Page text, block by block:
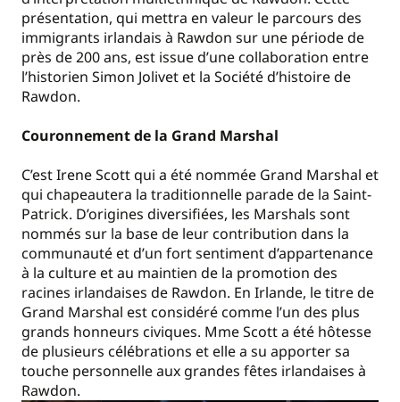
présentation, qui mettra en valeur le parcours des
immigrants irlandais à Rawdon sur une période de
près de 200 ans, est issue d’une collaboration entre
l’historien Simon Jolivet et la Société d’histoire de
Rawdon.
Couronnement de la Grand Marshal
C’est Irene Scott qui a été nommée Grand Marshal et
qui chapeautera la traditionnelle parade de la Saint-
Patrick. D’origines diversifiées, les Marshals sont
nommés sur la base de leur contribution dans la
communauté et d’un fort sentiment d’appartenance
à la culture et au maintien de la promotion des
racines irlandaises de Rawdon. En Irlande, le titre de
Grand Marshal est considéré comme l’un des plus
grands honneurs civiques. Mme Scott a été hôtesse
de plusieurs célébrations et elle a su apporter sa
touche personnelle aux grandes fêtes irlandaises à
Rawdon.